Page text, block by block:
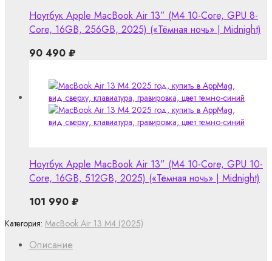
Описание
Категория: MacBook Air 13 M4 (2025)
Ноутбук Apple MacBook Air 13” (M4 10-Core, GPU 8-
Core, 16GB, 256GB, 2025) («Тёмная ночь» | Midnight)
90 490 ₽
Ноутбук Apple MacBook Air 13” (M4 10-Core, GPU 10-
Core, 16GB, 512GB, 2025) («Тёмная ночь» | Midnight)
101 990 ₽